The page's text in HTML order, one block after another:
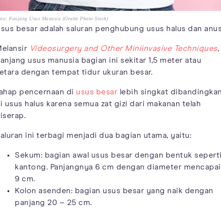
Panjang Usus Manusia (Orami Photo Stock)
besar adalah saluran penghubung usus halus dan
Videosurgery and Other Miniinvasive Techniques,
usus manusia bagian ini sekitar 1,5 meter atau
dengan tempat tidur ukuran besar.
pencernaan di usus besar lebih singkat
usus halus karena semua zat gizi dari makanan telah
ini terbagi menjadi dua bagian utama, yaitu:
Sekum: bagian awal usus besar dengan bentuk
kantong. Panjangnya 6 cm dengan diameter mencapai
9 cm.
Kolon asenden: bagian usus besar yang naik dengan
panjang 20 – 25 cm.